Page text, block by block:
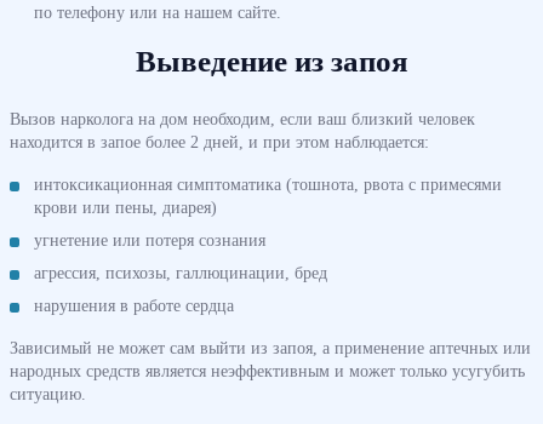
по телефону или на нашем сайте.
Выведение из запоя
Вызов нарколога на дом необходим, если ваш близкий человек
находится в запое более 2 дней, и при этом наблюдается:
интоксикационная симптоматика (тошнота, рвота с примесями
крови или пены, диарея)
угнетение или потеря сознания
агрессия, психозы, галлюцинации, бред
нарушения в работе сердца
Зависимый не может сам выйти из запоя, а применение аптечных или
народных средств является неэффективным и может только усугубить
ситуацию.